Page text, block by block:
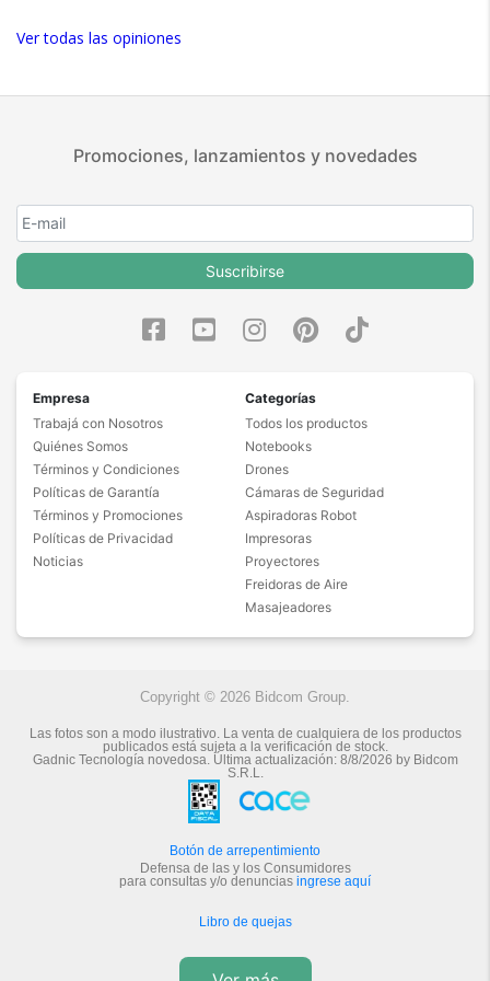
Ver todas las opiniones
Promociones, lanzamientos y novedades
Suscribirse
Empresa
Trabajá con Nosotros
Quiénes Somos
Términos y Condiciones
Políticas de Garantía
Términos y Promociones
Políticas de Privacidad
Noticias
Categorías
Todos los productos
Notebooks
Drones
Cámaras de Seguridad
Aspiradoras Robot
Impresoras
Proyectores
Freidoras de Aire
Masajeadores
Copyright © 2026 Bidcom Group.
Las fotos son a modo ilustrativo. La venta de cualquiera de los productos
publicados está sujeta a la verificación de stock.
Gadnic Tecnología novedosa.Última actualización: 8/8/2026 by Bidcom
S.R.L.
Botón de arrepentimiento
Defensa de las y los Consumidores
para consultas y/o denuncias ingrese aquí
Libro de quejas